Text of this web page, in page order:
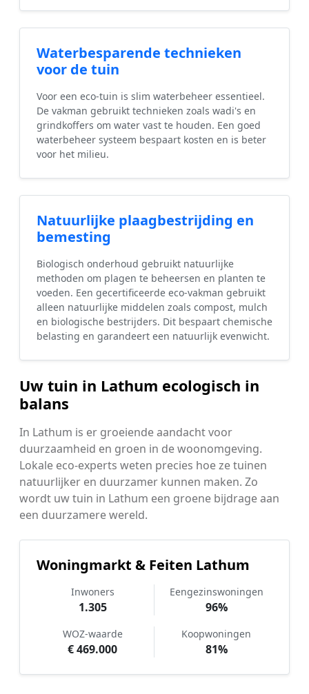
Waterbesparende technieken
voor de tuin
Voor een eco-tuin is slim waterbeheer essentieel.
De vakman gebruikt technieken zoals wadi's en
grindkoffers om water vast te houden. Een goed
waterbeheer systeem bespaart kosten en is beter
voor het milieu.
Natuurlijke plaagbestrijding en
bemesting
Biologisch onderhoud gebruikt natuurlijke
methoden om plagen te beheersen en planten te
voeden. Een gecertificeerde eco-vakman gebruikt
alleen natuurlijke middelen zoals compost, mulch
en biologische bestrijders. Dit bespaart chemische
belasting en garandeert een natuurlijk evenwicht.
Uw tuin in Lathum ecologisch in
balans
In Lathum is er groeiende aandacht voor
duurzaamheid en groen in de woonomgeving.
Lokale eco-experts weten precies hoe ze tuinen
natuurlijker en duurzamer kunnen maken. Zo
wordt uw tuin in Lathum een groene bijdrage aan
een duurzamere wereld.
Woningmarkt & Feiten Lathum
Inwoners
1.305
Eengezinswoningen
96%
WOZ-waarde
€ 469.000
Koopwoningen
81%